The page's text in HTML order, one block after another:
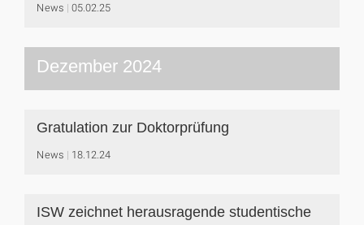
News 05.02.25
Dezember 2024
Gratulation zur Doktorprüfung
News 18.12.24
ISW zeichnet herausragende studentische